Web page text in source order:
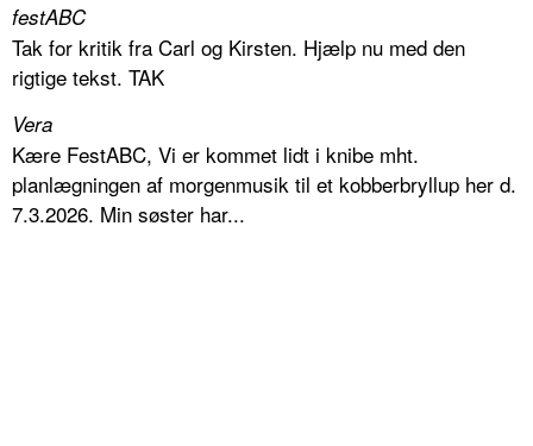
festABC
Tak for kritik fra Carl og Kirsten. Hjælp nu med den
rigtige tekst. TAK
Vera
Kære FestABC, Vi er kommet lidt i knibe mht.
planlægningen af morgenmusik til et kobberbryllup her d.
7.3.2026. Min søster har...